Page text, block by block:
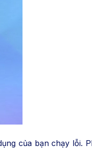
của bạn chạy lỗi.